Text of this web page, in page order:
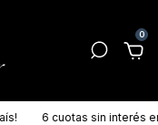
0
6 cuotas sin interés en